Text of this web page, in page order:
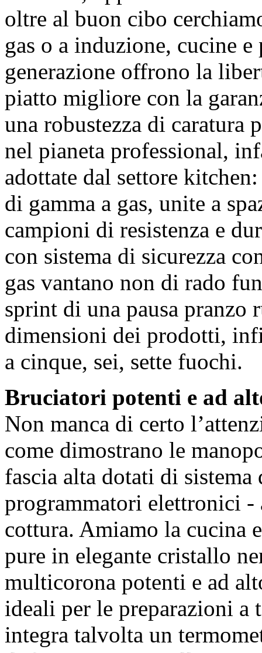
oltre al buon cibo
gas o a induzione, cucine
generazione offrono la
piatto migliore con la
una robustezza di caratura
nel pianeta professional,
adottate dal settore
di gamma a gas, unite a
campioni di resistenza e
con sistema di sicurezza
gas vantano non di rado
sprint di una pausa pranzo
dimensioni dei prodotti,
a cinque, sei, sette fuochi.
Bruciatori potenti e ad
Non manca di certo
come dimostrano le
fascia alta dotati di
programmatori elettronici
cottura. Amiamo la cucina
pure in elegante cristallo
multicorona potenti e ad
ideali per le preparazioni a
integra talvolta un